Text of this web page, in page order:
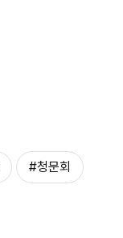
#청문회